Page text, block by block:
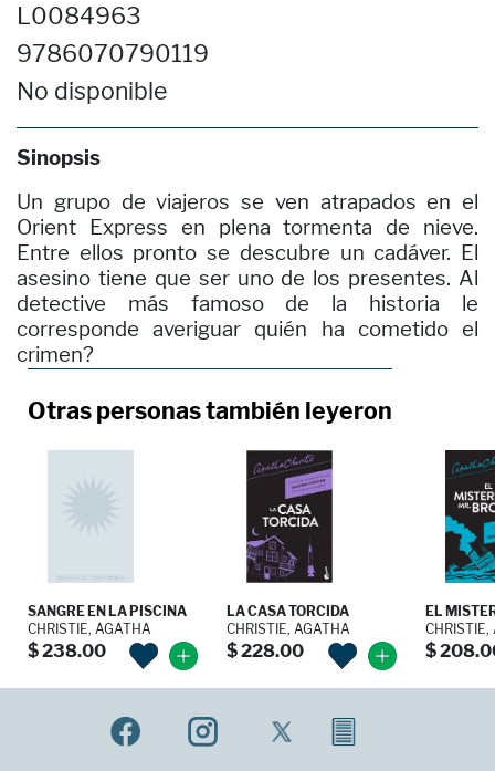
L0084963
9786070790119
No disponible
Sinopsis
Un grupo de viajeros se ven atrapados en el
Orient Express en plena tormenta de nieve.
Entre ellos pronto se descubre un cadáver. El
asesino tiene que ser uno de los presentes. Al
detective más famoso de la historia le
corresponde averiguar quién ha cometido el
crimen?
Otras personas también leyeron
SANGRE EN LA PISCINA
CHRISTIE, AGATHA
$ 238.00
LA CASA TORCIDA
CHRISTIE, AGATHA
$ 228.00
EL
CHRISTIE,
$